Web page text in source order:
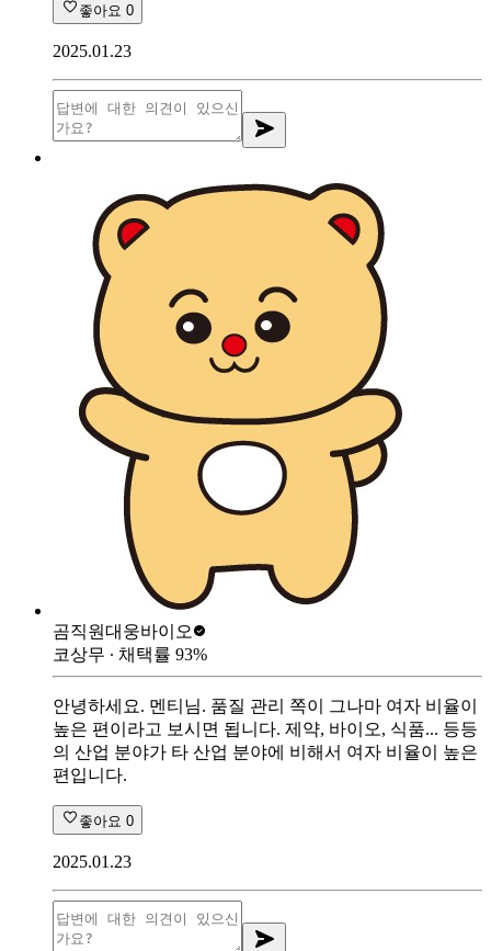
좋아요 0
2025.01.23
곰직원대웅바이오
코상무 ∙ 채택률 93%
안녕하세요. 멘티님. 품질 관리 쪽이 그나마 여자 비율이
높은 편이라고 보시면 됩니다. 제약, 바이오, 식품... 등등
의 산업 분야가 타 산업 분야에 비해서 여자 비율이 높은
편입니다.
좋아요 0
2025.01.23